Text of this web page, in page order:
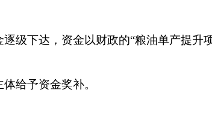
下达，资金以财政的“粮油单产提升项
给予资金奖补。